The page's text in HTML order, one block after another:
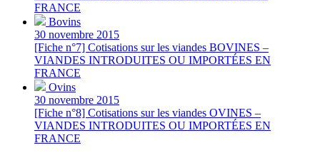
FRANCE
Bovins
30 novembre 2015
[Fiche n°7] Cotisations sur les viandes BOVINES –
VIANDES INTRODUITES OU IMPORTÉES EN
FRANCE
Ovins
30 novembre 2015
[Fiche n°8] Cotisations sur les viandes OVINES –
VIANDES INTRODUITES OU IMPORTÉES EN
FRANCE